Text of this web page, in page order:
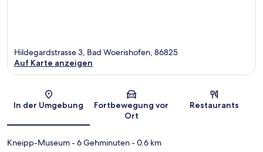
Karte
Hildegardstrasse 3, Bad Woerishofen, 86825
Auf Karte anzeigen
In der Umgebung
Fortbewegung vor
Ort
Restaurants
Kneipp-Museum- 6 Gehminuten- 0.6 km